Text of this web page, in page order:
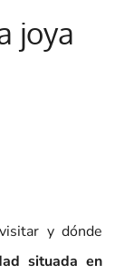
joya
y dónde
situada en